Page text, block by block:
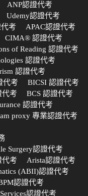
ANP認證代考
Udemy認證代考
考
APAC認證代考
CIMA® 認證代考
of Reading 認證代考
認證代考
認證代考
代考
BICSI 認證代考
代考
BCS 認證代考
認證代考
proxy 專業認證代考
Surgery認證代考
代考
Arista認證代考
(ABII)認證代考
認證代考
認證代考